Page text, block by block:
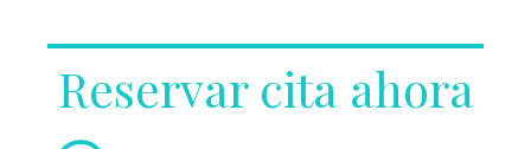
Reservar cita ahora